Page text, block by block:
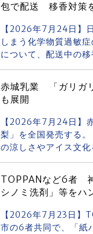
包で配送 移香対策
【2026年7月24日】
しまう化学物質過敏
について、配送中の
赤城乳業 「ガリガ
も展開
【2026年7月24日】
梨」を全国発売する
の涼しさやアイス文
TOPPANなど6者
シノミ洗剤」等をハ
【2026年7月23日】
市の6者共同で、「紙